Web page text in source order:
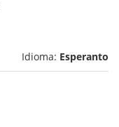
Idioma: Esperanto